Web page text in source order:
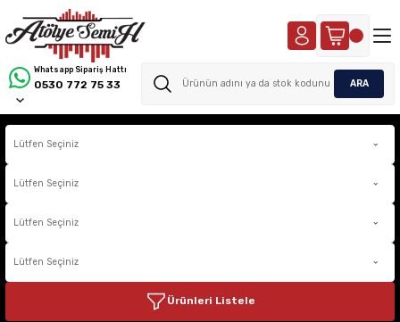
Whatsapp Sipariş Hattı
0530 772 75 33 ARA
Ürünleri Listele